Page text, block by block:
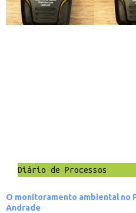
Diário de Processos
O monitoramento ambiental no
Andrade